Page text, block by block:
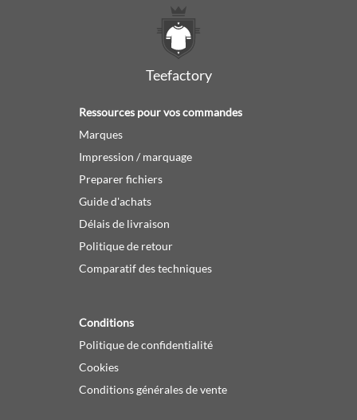
Teefactory
Ressources pour vos commandes
Marques
Impression / marquage
Preparer fichiers
Guide d'achats
Délais de livraison
Politique de retour
Comparatif des techniques
Conditions
Politique de confidentialité
Cookies
Conditions générales de vente